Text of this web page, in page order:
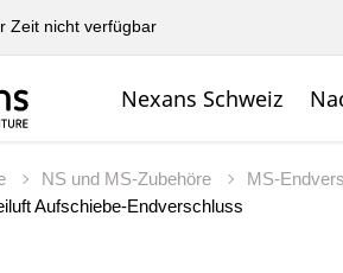
Zeit nicht verfügbar
Nexans Schweiz
NS und MS-Zubehöre MS-
Aufschiebe-Endverschluss